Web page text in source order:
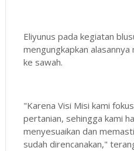
Eliyunus pada kegiatan
mengungkapkan
ke sawah.
"Karena Visi Misi kami
pertanian, sehingga kami
menyesuaikan dan
sudah direncanakan,"